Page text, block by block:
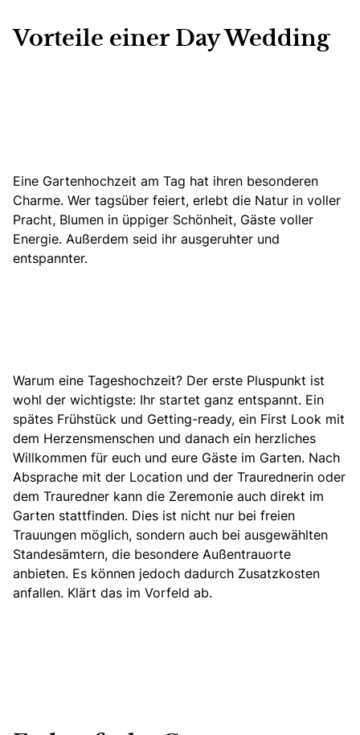
Vorteile einer Day Wedding
Eine Gartenhochzeit am Tag hat ihren besonderen
Charme. Wer tagsüber feiert, erlebt die Natur in voller
Pracht, Blumen in üppiger Schönheit, Gäste voller
Energie. Außerdem seid ihr ausgeruhter und
entspannter.
Warum eine Tageshochzeit? Der erste Pluspunkt ist
wohl der wichtigste: Ihr startet ganz entspannt. Ein
spätes Frühstück und Getting-ready, ein First Look mit
dem Herzensmenschen und danach ein herzliches
Willkommen für euch und eure Gäste im Garten. Nach
Absprache mit der Location und der Traurednerin oder
dem Trauredner kann die Zeremonie auch direkt im
Garten stattfinden. Dies ist nicht nur bei freien
Trauungen möglich, sondern auch bei ausgewählten
Standesämtern, die besondere Außentrauorte
anbieten. Es können jedoch dadurch Zusatzkosten
anfallen. Klärt das im Vorfeld ab.